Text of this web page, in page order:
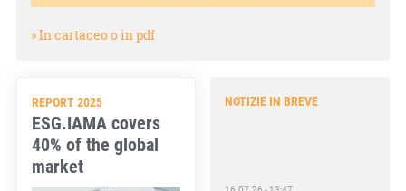
» In cartaceo o in pdf
REPORT 2025
ESG.IAMA covers
40% of the global
market
NOTIZIE IN BREVE